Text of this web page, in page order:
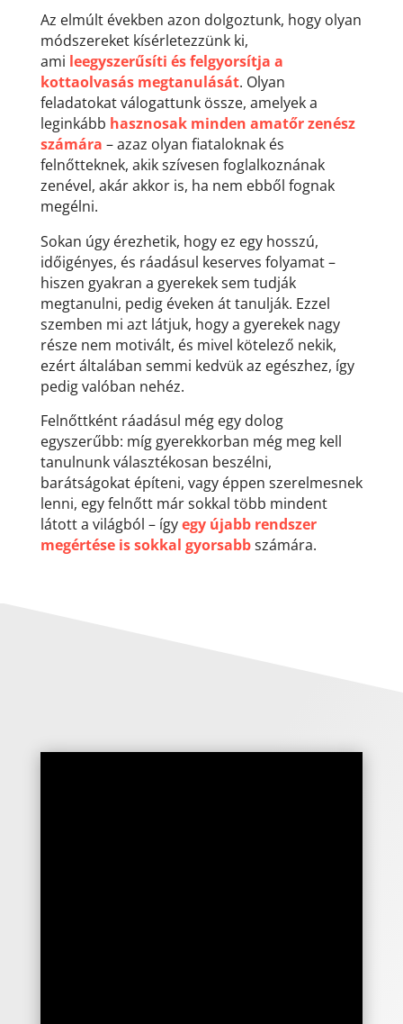
Az elmúlt években azon dolgoztunk, hogy olyan
módszereket kísérletezzünk ki,
ami leegyszerűsíti és felgyorsítja a
kottaolvasás megtanulását. Olyan
feladatokat válogattunk össze, amelyek a
leginkább hasznosak minden amatőr zenész
számára – azaz olyan fiataloknak és
felnőtteknek, akik szívesen foglalkoznának
zenével, akár akkor is, ha nem ebből fognak
megélni.
Sokan úgy érezhetik, hogy ez egy hosszú,
időigényes, és ráadásul keserves folyamat –
hiszen gyakran a gyerekek sem tudják
megtanulni, pedig éveken át tanulják. Ezzel
szemben mi azt látjuk, hogy a gyerekek nagy
része nem motivált, és mivel kötelező nekik,
ezért általában semmi kedvük az egészhez, így
pedig valóban nehéz.
Felnőttként ráadásul még egy dolog
egyszerűbb: míg gyerekkorban még meg kell
tanulnunk választékosan beszélni,
barátságokat építeni, vagy éppen szerelmesnek
lenni, egy felnőtt már sokkal több mindent
látott a világból – ígyegy újabb rendszer
megértése is sokkal gyorsabbszámára.